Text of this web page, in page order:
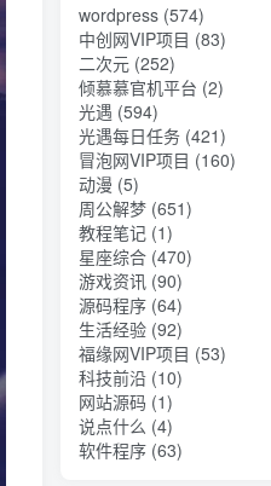
wordpress (574)
中创网VIP项目 (83)
二次元 (252)
倾慕慕官机平台 (2)
光遇 (594)
光遇每日任务 (421)
冒泡网VIP项目 (160)
动漫 (5)
周公解梦 (651)
教程笔记 (1)
星座综合 (470)
游戏资讯 (90)
源码程序 (64)
生活经验 (92)
福缘网VIP项目 (53)
科技前沿 (10)
网站源码 (1)
说点什么 (4)
软件程序 (63)